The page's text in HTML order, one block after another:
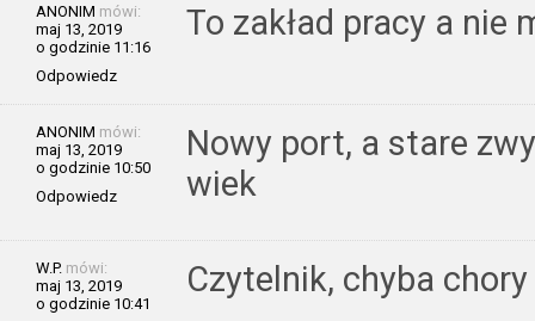
ANONIM mówi:
maj 13, 2019
o godzinie 11:16
Odpowiedz
To zakład pracy a nie
ANONIM mówi:
maj 13, 2019
o godzinie 10:50
Odpowiedz
Nowy port, a stare
wiek
W.P. mówi:
maj 13, 2019
o godzinie 10:41
Czytelnik, chyba chory